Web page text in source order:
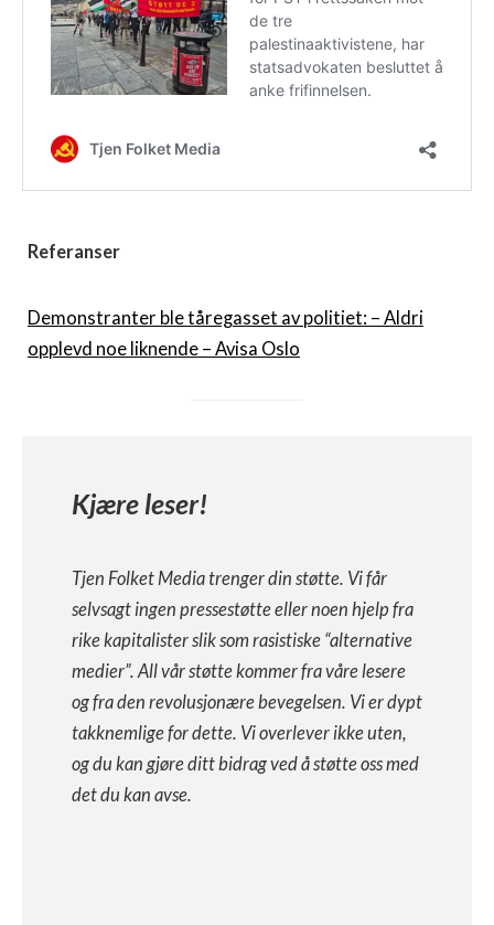
Referanser
Demonstranter ble tåregasset av politiet: – Aldri
opplevd noe liknende – Avisa Oslo
Kjære leser!
Tjen Folket Media trenger din støtte. Vi får
selvsagt ingen pressestøtte eller noen hjelp fra
rike kapitalister slik som rasistiske “alternative
medier”. All vår støtte kommer fra våre lesere
og fra den revolusjonære bevegelsen. Vi er dypt
takknemlige for dette. Vi overlever ikke uten,
og du kan gjøre ditt bidrag ved å støtte oss med
det du kan avse.